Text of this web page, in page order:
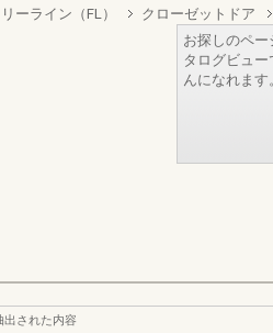
ーライン（FL） クローゼットドア
お探しのペ
タログビュ
んになれます
出された内容